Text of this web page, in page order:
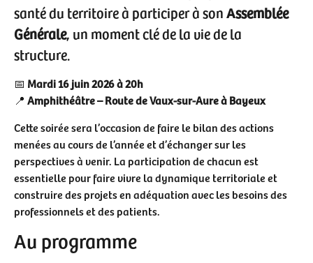
santé du territoire à participer à sonAssemblée
Générale, un moment clé de la vie de la
structure.
📅 Mardi 16 juin 2026 à 20h
📍 Amphithéâtre – Route de Vaux-sur-Aure à Bayeux
Cette soirée sera l’occasion de faire le bilan des actions
menées au cours de l’année et d’échanger sur les
perspectives à venir. La participation de chacun est
essentielle pour faire vivre la dynamique territoriale et
construire des projets en adéquation avec les besoins des
professionnels et des patients.
Au programme